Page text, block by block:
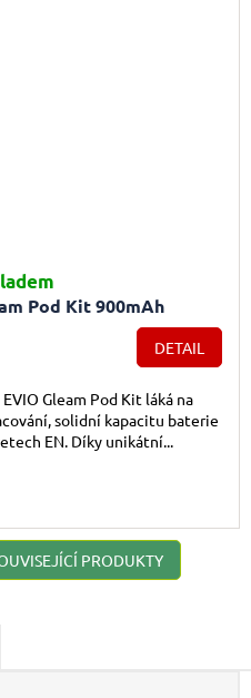
Pod Kit 900mAh
5,0 z 5 hvězdiček.
DETAIL
Gleam Pod Kit láká na
solidní kapacitu baterie
EN. Díky unikátní...
PRODUKTY